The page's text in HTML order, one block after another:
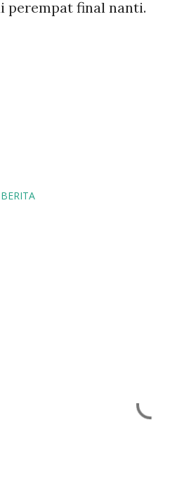
perempat final nanti.
BERITA